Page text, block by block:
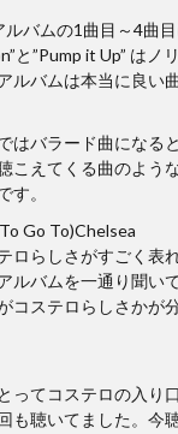
バムの1曲目～4曲目
と”Pump it Up” はノ
ルバムは本当に良い
はバラード曲になる
こえてくる曲のよう
す。
Go To)Chelsea
ロらしさがすごく表
ルバムを一通り聞い
コステロらしさかが
ってコステロの入り
も聴いてました。今